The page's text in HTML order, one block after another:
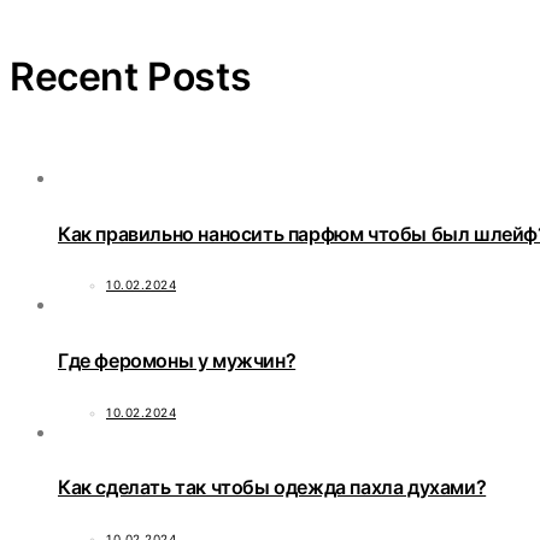
Recent Posts
Как правильно наносить парфюм чтобы был
10.02.2024
Где феромоны у мужчин?
10.02.2024
Как сделать так чтобы одежда пахла духами?